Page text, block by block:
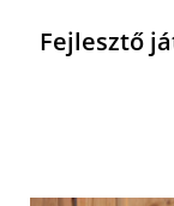
Fejlesztő